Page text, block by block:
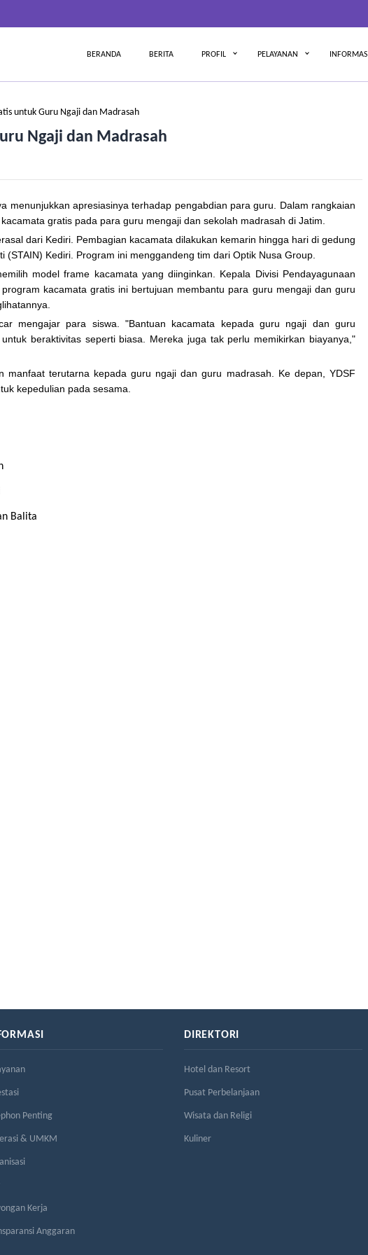
BERANDA BERITA PROFIL PELAYANAN INFORMASI
untuk Guru Ngaji dan Madrasah
Ngaji dan Madrasah
menunjukkan apresiasinya terhadap pengabdian para guru. Dalam rangkaian
gratis pada para guru mengaji dan sekolah madrasah di Jatim.
dari Kediri. Pembagian kacamata dilakukan kemarin hingga hari di gedung
(STAIN) Kediri. Program ini menggandeng tim dari Optik Nusa Group.
model frame kacamata yang diinginkan. Kepala Divisi Pendayagunaan
kacamata gratis ini bertujuan membantu para guru mengaji dan guru
mengajar para siswa. "Bantuan kacamata kepada guru ngaji dan guru
beraktivitas seperti biasa. Mereka juga tak perlu memikirkan biayanya,"
manfaat terutarna kepada guru ngaji dan guru madrasah. Ke depan, YDSF
kepedulian pada sesama.
Balita
Penting
& UMKM
Kerja
Anggaran
DIREKTORI
Hotel dan Resort
Pusat Perbelanjaan
Wisata dan Religi
Kuliner